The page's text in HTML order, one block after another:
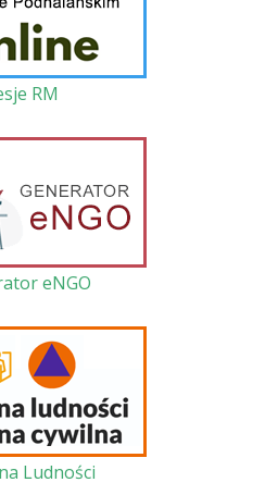
RM
eNGO
Ludności